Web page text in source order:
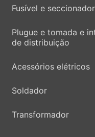
Fusível e seccionador
Plugue e tomada e
de distribuição
Acessórios elétricos
Soldador
Transformador